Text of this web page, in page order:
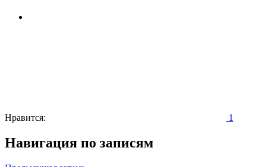
Нравится: 1
Навигация по записям